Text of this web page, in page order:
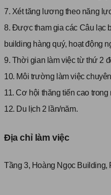
7. Xét tăng lương theo năng
8. Được tham gia các Câu lạc
building hàng quý, hoạt động
9. Thời gian làm việc từ thứ 2
10. Môi trường làm việc
11. Cơ hội thăng tiến cao
12. Du lịch 2 lần/năm.
Địa chỉ làm việc
Tầng 3, Hoàng Ngọc Building,